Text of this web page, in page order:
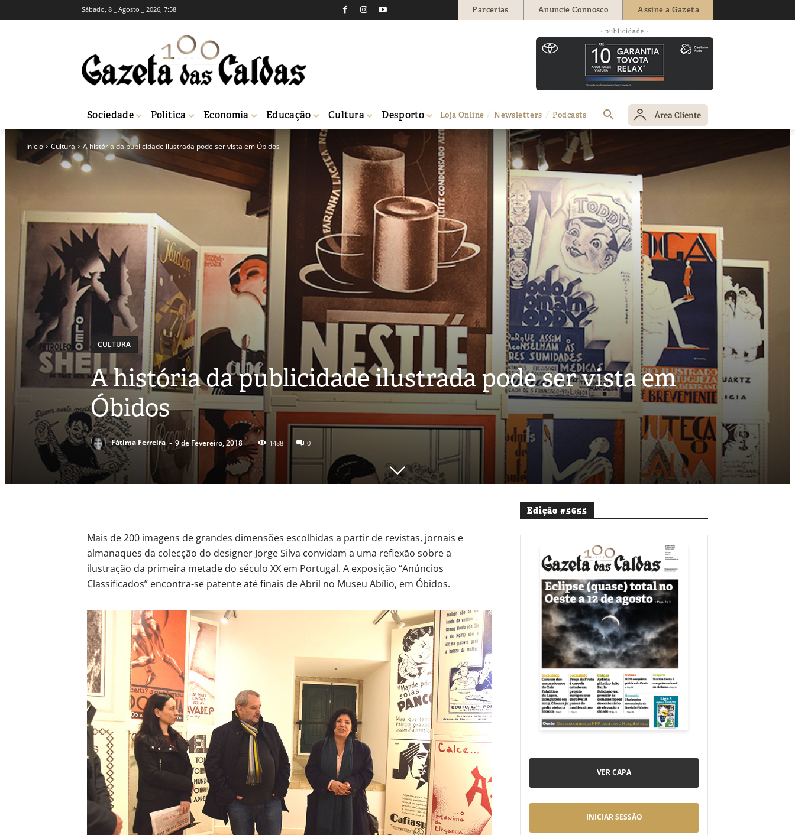
Sábado, 8 _ Agosto _ 2026, 7:58 Parcerias Anuncie Connosco Assine a Gazeta
- publicidade -
Sociedade Política Economia Educação Cultura Desporto Loja Online Newsletters Podcasts Área Cliente
Início Cultura A história da publicidade ilustrada pode ser vista em Óbidos
CULTURA
A história da publicidade ilustrada pode ser vista em
Óbidos
Fátima Ferreira - 9 de Fevereiro, 2018 1488 0
Mais de 200 imagens de grandes dimensões escolhidas a partir de revistas, jornais e
almanaques da colecção do designer Jorge Silva convidam a uma reflexão sobre a
ilustração da primeira metade do século XX em Portugal. A exposição “Anúncios
Classificados” encontra-se patente até finais de Abril no Museu Abílio, em Óbidos.
Edição #5655
VER CAPA
INICIAR SESSÃO